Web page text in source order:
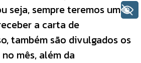
seja, sempre teremos um
a carta de
também são divulgados os
mês, além da
+ Acessibilidade